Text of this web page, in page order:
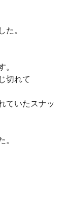
。
切れて
ていたスナッ